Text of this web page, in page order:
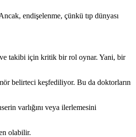
endişelenme, çünkü tıp dünyası
ve takibi için kritik bir rol oynar. Yani, bir
belirteci keşfediliyor. Bu da doktorların
varlığını veya ilerlemesini
olabilir.